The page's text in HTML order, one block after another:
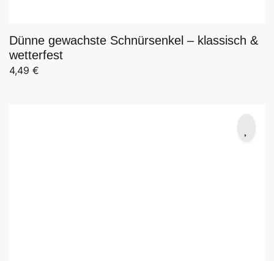
Dünne gewachste Schnürsenkel – klassisch &
wetterfest
4,49 €